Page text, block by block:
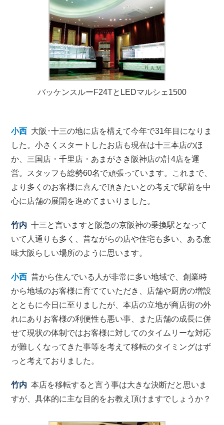
バッケンスルーF24TとLEDマルシェ1500
小西 大阪･十三の地に店を構えて今年で31年目になりま
した。小さくスタートしたお店も現在は十三本店のほ
か、三国店・千里店・あまがさき阪神店の計4店を運
営。スタッフも総勢60名で頑張っています。これまで、
より多くのお客様に喜んで頂きたいとの考えで駅前を中
心に店舗の展開を進めてまいりました。
竹内 十三と言いますと阪急の京阪神の乗換駅となって
いて人通りも多く、昔ながらの店や住宅も多い、ある意
味大阪らしい場所のように思います。
小西 昔から住んでいる人が非常に多い地域で、創業時
から地域のお客様に育てていただき、 店舗や厨房の増設
とともに今日に至りましたが、本店の立地が商店街の外
れにありお客様の利便性も悪い事、また店舗の成長に併
せて現状の体制ではお客様に対してのタイムリーな対応
が難しくなってきた事等を考えて移転のタイミングはず
っと考えておりました。
竹内 本店を移転すると言う事は大きな決断だと思いま
すが、具体的に主な目的をお教え頂けますでしょうか？